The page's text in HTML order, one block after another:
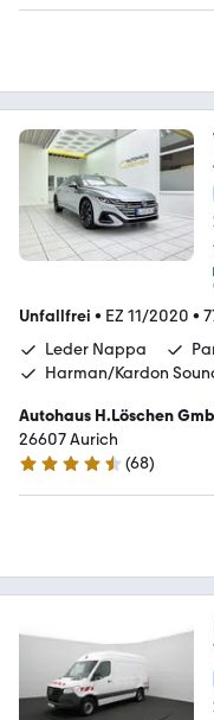
Unfallfrei • EZ 11/2020 •
Leder Nappa
Harman/Kardon
Autohaus H.Löschen
26607 Aurich
4.7 Sterne
(68)